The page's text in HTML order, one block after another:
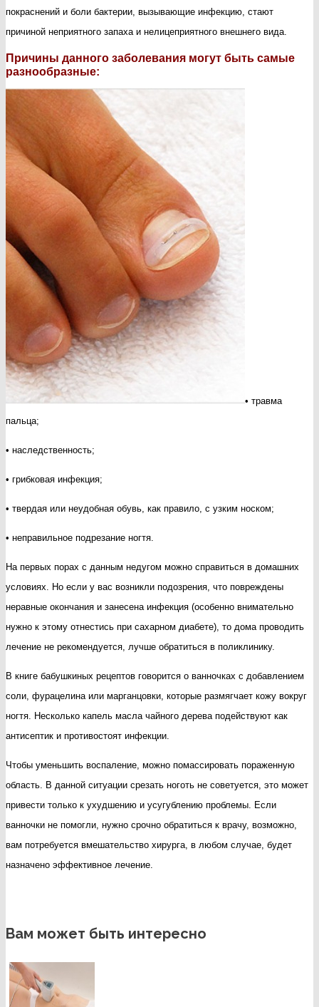
покраснений и боли бактерии, вызывающие инфекцию, стают
причиной неприятного запаха и нелицеприятного внешнего вида.
Причины данного заболевания могут быть самые
разнообразные:
• травма
пальца;
• наследственность;
• грибковая инфекция;
• твердая или неудобная обувь, как правило, с узким носком;
• неправильное подрезание ногтя.
На первых порах с данным недугом можно справиться в домашних
условиях. Но если у вас возникли подозрения, что повреждены
неравные окончания и занесена инфекция (особенно внимательно
нужно к этому отнестись при сахарном диабете), то дома проводить
лечение не рекомендуется, лучше обратиться в поликлинику.
В книге бабушкиных рецептов говорится о ванночках с добавлением
соли, фурацелина или марганцовки, которые размягчает кожу вокруг
ногтя. Несколько капель масла чайного дерева подействуют как
антисептик и противостоят инфекции.
Чтобы уменьшить воспаление, можно помассировать пораженную
область. В данной ситуации срезать ноготь не советуется, это может
привести только к ухудшению и усугублению проблемы. Если
ванночки не помогли, нужно срочно обратиться к врачу, возможно,
вам потребуется вмешательство хирурга, в любом случае, будет
назначено эффективное лечение.
Вам может быть интересно